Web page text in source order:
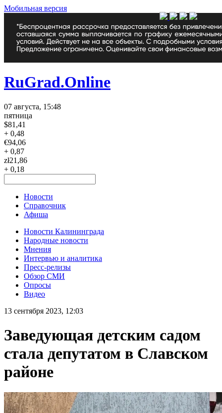
Мобильная версия
RuGrad.Online
07 августа, 15:48
пятница
$81,41
+ 0,48
€94,06
+ 0,87
zł21,86
+ 0,18
Новости
Справочник
Афиша
Новости Калининграда
Народные новости
Мнения
Интервью и аналитика
Пресс-релизы
Обзор СМИ
Опросы
Видео
13 сентября 2023, 12:03
Заведующая детским садом
стала депутатом в Славском
районе